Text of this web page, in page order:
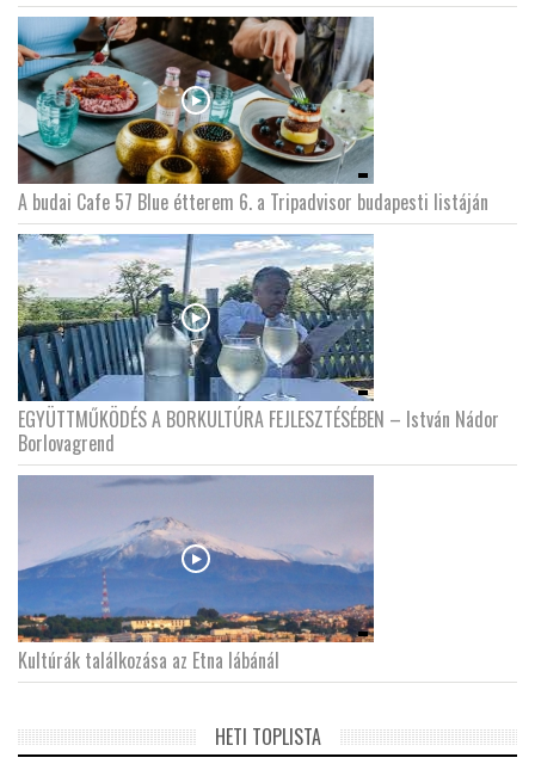
A budai Cafe 57 Blue étterem 6. a Tripadvisor budapesti listáján
EGYÜTTMŰKÖDÉS A BORKULTÚRA FEJLESZTÉSÉBEN – István Nádor
Borlovagrend
Kultúrák találkozása az Etna lábánál
HETI TOPLISTA